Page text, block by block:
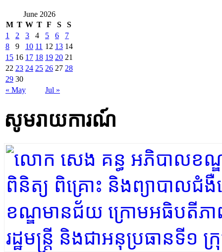
June 2026
M T W T F S S
« May Jul »
1 2 3 4 5 6
7
8
9 10 11 12 13 14
15 16 17 18 19 20 21
22 23 24 25 26 27 28
29 30
សូមរាយការណ៍